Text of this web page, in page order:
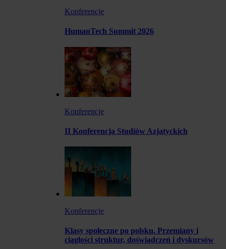
Konferencje
HumanTech Summit 2026
Konferencje
II Konferencja Studiów Azjatyckich
Konferencje
Klasy społeczne po polsku. Przemiany i
ciągłości struktur, doświadczeń i dyskursów